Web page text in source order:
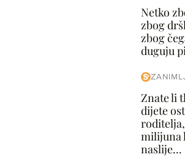
Netko
zbog
zbog
duguju
Znate li
dijete
milijuna
naslije...